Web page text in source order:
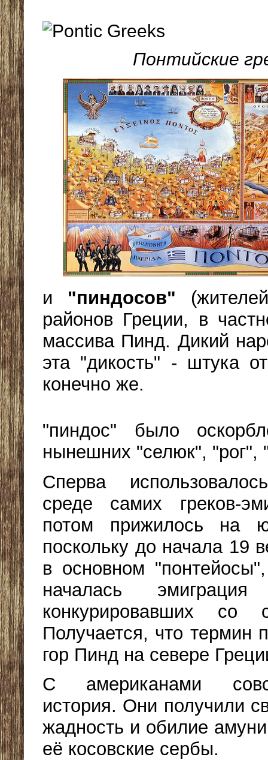
Понтийские
и "пиндосов"
районов Греции, в
массива Пинд. Дикий
эта "дикость" - штука
конечно же.
"пиндос" было
нынешних "селюк", "рог",
Сперва
среде самих греков-
потом прижилось на
поскольку до начала 19
в основном
началась эмиграция
конкурировавших со
Получается, что термин
гор Пинд на севере
С американами
история. Они получили
жадность и обилие
её косовские сербы.